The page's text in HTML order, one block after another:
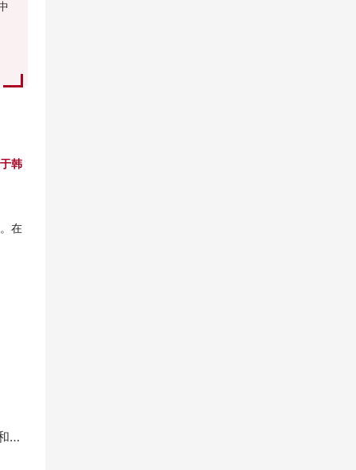
韩
在
韩国将从6月1日起恢复发放短期访问签证和电子签证...